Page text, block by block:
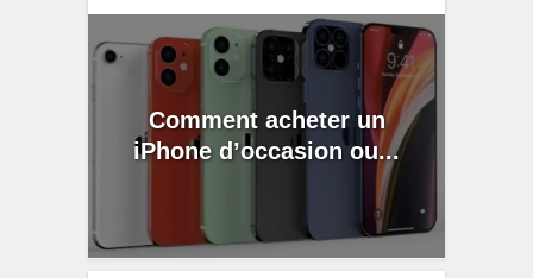
Comment acheter un
iPhone d’occasion ou...